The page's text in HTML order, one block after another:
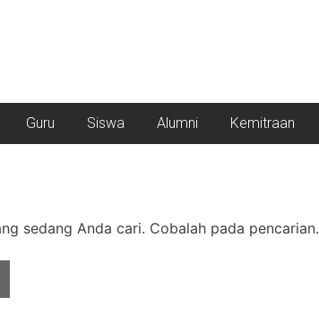
Guru Siswa Alumni Kemitraan
sedang Anda cari. Cobalah pada pencarian.